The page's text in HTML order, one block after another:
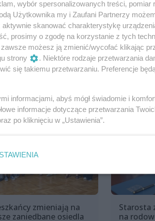
zmieniają na
zaniedbane osiedla
Starosta
na
wybór spersonalizowanych treści, pomiar
Użytkownika my i Zaufani Partnerzy
skanować charakterystykę
prosimy o zgodę na korzystanie z tych
zawsze możesz ją zmienić/wycofać klikając
strony
. Niektóre rodzaje przetwarzania
się takiemu przetwarzaniu. Preferencje
informacjami, abyś mógł świadomie i
informacje dotyczące przetwarzania
po kliknięciu w „Ustawienia”.